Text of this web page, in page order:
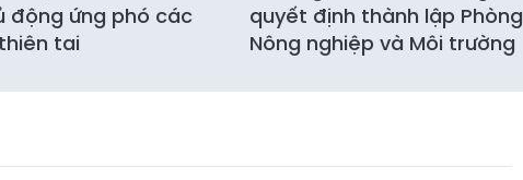
động ứng phó các
tai
quyết định thành lập Phòng
Nông nghiệp và Môi trường